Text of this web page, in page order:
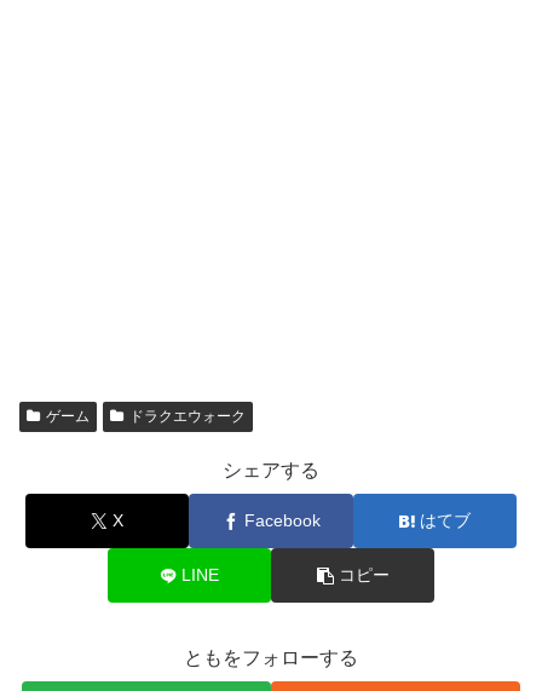
ゲーム ドラクエウォーク
シェアする
X Facebook はてブ
LINE コピー
ともをフォローする